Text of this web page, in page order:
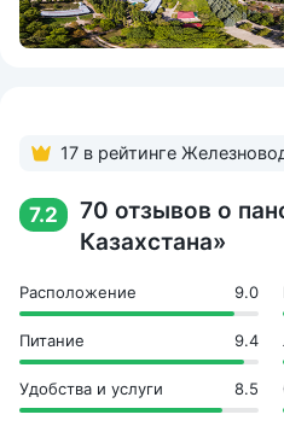
Развлечения
Бассейн
Караоке
Минифутбольная площадка
Настольный теннис
Развлекательные
Танцпол
Шахматы
Инфраструктура
7.2
70 отзывов о
Казахстана»
17 в рейтинге
Расположение 9.0
Питание 9.4
Удобства и услуги 8.5